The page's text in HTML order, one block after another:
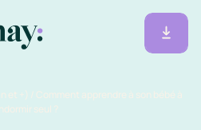
et +) / Comment apprendre à son bébé à
seul ?